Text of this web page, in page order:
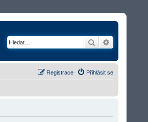
Hledat
Přihlásit se
Registrace